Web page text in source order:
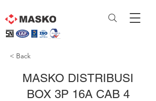
< Back
MASKO DISTRIBUSI
BOX 3P 16A CAB 4